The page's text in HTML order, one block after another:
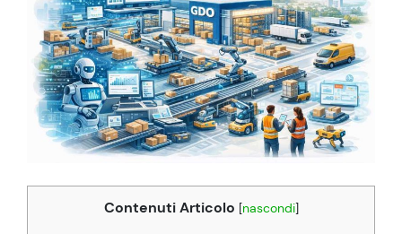
Contenuti Articolo [nascondi]